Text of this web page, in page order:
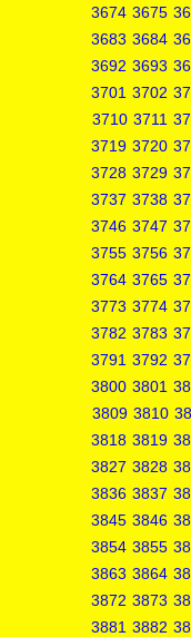
3674 3675
3683 3684
3692 3693
3701 3702
3710 3711
3719 3720
3728 3729
3737 3738
3746 3747
3755 3756
3764 3765
3773 3774
3782 3783
3791 3792
3800 3801
3809 3810
3818 3819
3827 3828
3836 3837
3845 3846
3854 3855
3863 3864
3872 3873
3881 3882